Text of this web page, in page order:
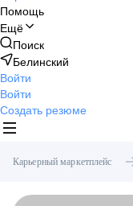
Помощь
Ещё
Поиск
Белинский
Войти
Войти
Создать резюме
Карьерный маркетплейс